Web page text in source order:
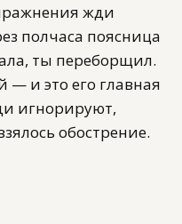
жди
полчаса поясница
ты переборщил.
— и это его главная
игнорируют,
обострение.